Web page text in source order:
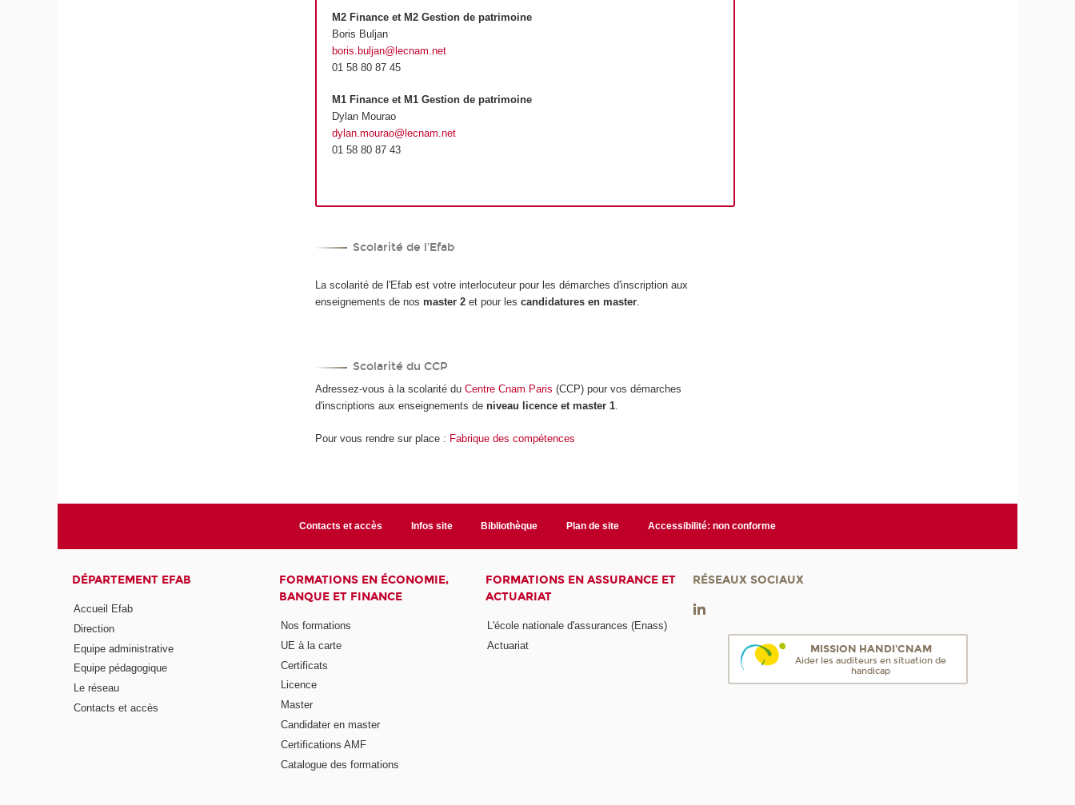
M2 Finance et M2 Gestion de patrimoine
Boris Buljan
boris.buljan@lecnam.net
01 58 80 87 45
M1 Finance et M1 Gestion de patrimoine
Dylan Mourao
dylan.mourao@lecnam.net
01 58 80 87 43
Scolarité de l'Efab
La scolarité de l'Efab est votre interlocuteur pour les démarches d'inscription aux
enseignements de nos master 2 et pour les candidatures en master.
Scolarité du CCP
Adressez-vous à la scolarité du Centre Cnam Paris (CCP) pour vos démarches
d'inscriptions aux enseignements de niveau licence et master 1.
Pour vous rendre sur place : Fabrique des compétences
Contacts et accès Infos site Bibliothèque Plan de site Accessibilité: non conforme
DÉPARTEMENT EFAB
Accueil Efab
Direction
Equipe administrative
Equipe pédagogique
Le réseau
Contacts et accès
FORMATIONS EN ÉCONOMIE,
BANQUE ET FINANCE
Nos formations
UE à la carte
Certificats
Licence
Master
Candidater en master
Certifications AMF
Catalogue des formations
FORMATIONS EN ASSURANCE ET
ACTUARIAT
L'école nationale d'assurances (Enass)
Actuariat
RÉSEAUX SOCIAUX
MISSION HANDI'CNAM
Aider les auditeurs en situation de
handicap